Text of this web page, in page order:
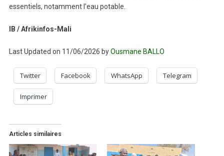
essentiels, notamment l’eau potable.
IB / Afrikinfos-Mali
Last Updated on 11/06/2026 byOusmane BALLO
Twitter Facebook WhatsApp Telegram
Imprimer
Articles similaires